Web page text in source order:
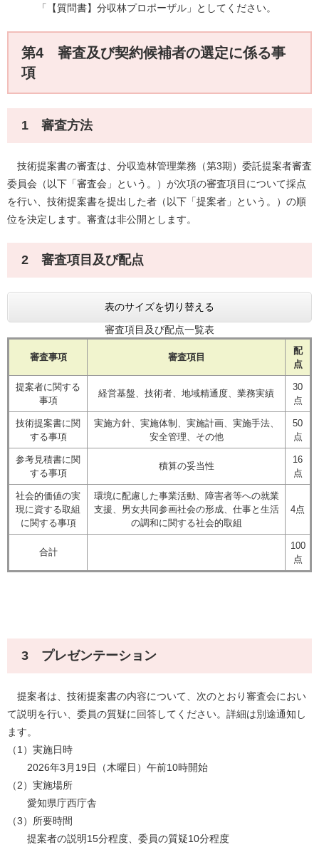
「【質問書】分収林プロポーザル」としてください。
第4 審査及び契約候補者の選定に係る事
項
1 審査方法
技術提案書の審査は、分収造林管理業務（第3期）委託提案者審査
委員会（以下「審査会」という。）が次項の審査項目について採点
を行い、技術提案書を提出した者（以下「提案者」という。）の順
位を決定します。審査は非公開とします。
2 審査項目及び配点
表のサイズを切り替える
審査項目及び配点一覧表
審査事項 審査項目
配
点
提案者に関する
事項
経営基盤、技術者、地域精通度、業務実績
30
点
技術提案書に関
する事項
実施方針、実施体制、実施計画、実施手法、
安全管理、その他
50
点
参考見積書に関
する事項
積算の妥当性
16
点
社会的価値の実
現に資する取組
に関する事項
環境に配慮した事業活動、障害者等への就業
支援、男女共同参画社会の形成、仕事と生活
の調和に関する社会的取組
4点
合計
100
点
3 プレゼンテーション
提案者は、技術提案書の内容について、次のとおり審査会におい
て説明を行い、委員の質疑に回答してください。詳細は別途通知し
ます。
（1）実施日時
2026年3月19日（木曜日）午前10時開始
（2）実施場所
愛知県庁西庁舎
（3）所要時間
提案者の説明15分程度、委員の質疑10分程度